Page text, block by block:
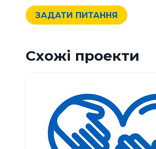
ЗАДАТИ ПИТАННЯ
Схожі проекти